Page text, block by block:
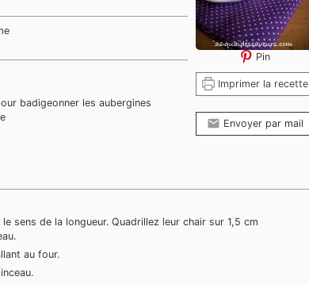
Pin
Imprimer la recette
Envoyer par mail
badigeonner les aubergines
sens de la longueur. Quadrillez leur chair sur 1,5 cm
au four.